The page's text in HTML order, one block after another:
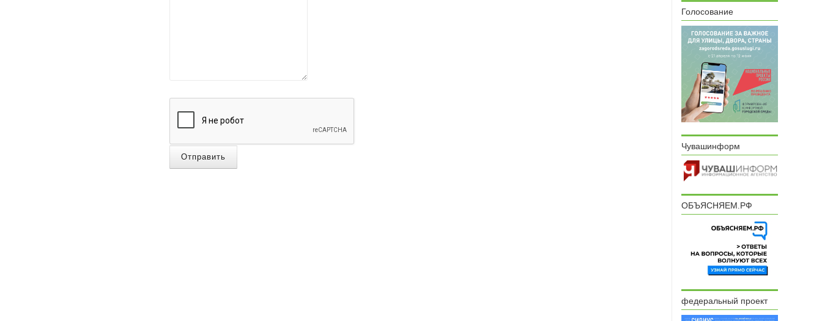
Отправить
Голосование
Чувашинформ
ОБЪЯСНЯЕМ.РФ
федеральный проект